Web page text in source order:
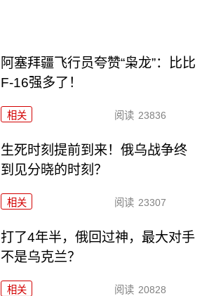
阿塞拜疆飞行员夸赞“枭龙”：比比
F-16强多了！
相关 阅读 23836
生死时刻提前到来！俄乌战争终
到见分晓的时刻？
相关 阅读 23307
打了4年半，俄回过神，最大对手
不是乌克兰？
相关 阅读 20828